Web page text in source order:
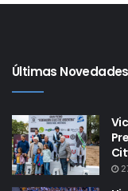
Últimas Novedades